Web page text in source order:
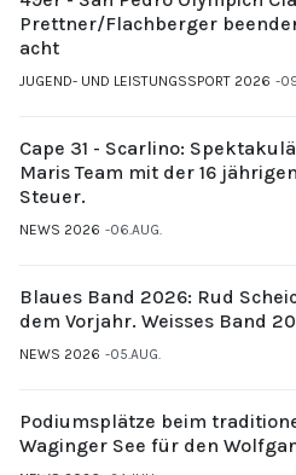
Prettner/Flachberger
acht
JUGEND- UND LEISTUNGSSPORT 2026
Cape 31 - Scarlino:
Maris Team mit der 16
Steuer.
NEWS 2026 06.AUG.
Blaues Band 2026: Rud
dem Vorjahr. Weisses Band
NEWS 2026 05.AUG.
Podiumsplätze beim
Waginger See für den